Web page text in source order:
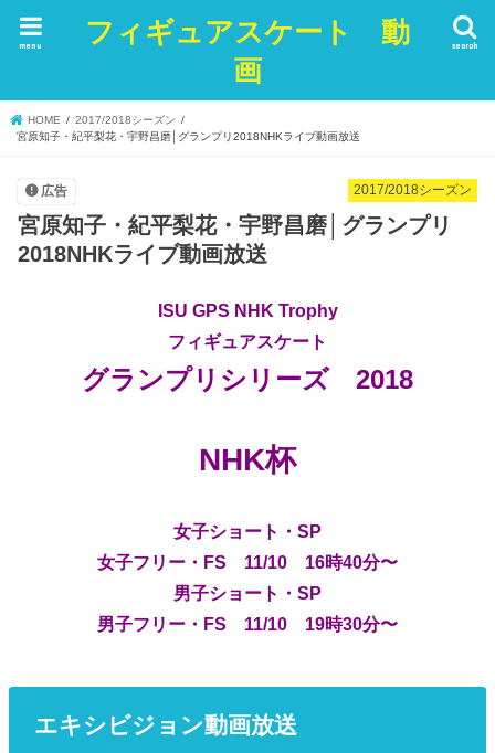
フィギュアスケート 動
画
search
menu
HOME
2017/2018シーズン
宮原知子・紀平梨花・宇野昌磨│グランプリ2018NHKライブ動画放送
2017/2018シーズン
広告
宮原知子・紀平梨花・宇野昌磨│グランプリ
2018NHKライブ動画放送
ISU GPS NHK Trophy
フィギュアスケート
グランプリシリーズ 2018
NHK杯
女子ショート・SP
女子フリー・FS 11/10 16時40分〜
男子ショート・SP
男子フリー・FS 11/10 19時30分〜
エキシビジョン動画放送